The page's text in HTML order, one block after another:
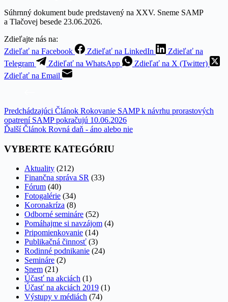
Súhrnný dokument bude predstavený na XXV. Sneme SAMP
a Tlačovej besede 23.06.2026.
Zdieľajte nás na:
Zdieľať na Facebook
Zdieľať na LinkedIn
Zdieľať na
Telegram
Zdieľať na WhatsApp
Zdieľať na X (Twitter)
Zdieľať na Email
Predchádzajúci Článok Rokovanie SAMP k návrhu prorastových
opatrení SAMP pokračujú 10.06.2026
ĎalšíČlánok Rovná daň - áno alebo nie
VYBERTE KATEGÓRIU
Aktuality (212)
Finančna správa SR (33)
Fórum (40)
Fotogalérie (34)
Koronakríza (8)
Odborné semináre (52)
Pomáhajme si navzájom (4)
Pripomienkovanie (14)
Publikačná činnosť (3)
Rodinné podnikanie (24)
Semináre (2)
Snem (21)
Účasť na akciách (1)
Účasť na akciách 2019 (1)
Výstupy v médiách (74)